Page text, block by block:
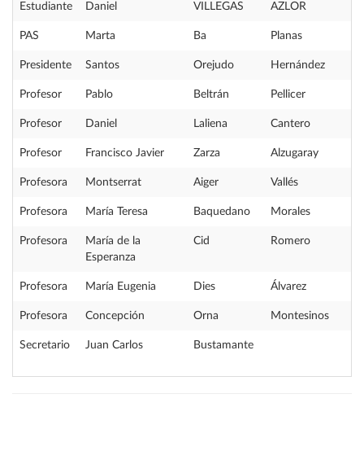
Estudiante Daniel VILLEGAS AZLOR
PAS Marta Ba Planas
Presidente Santos Orejudo Hernández
Profesor Pablo Beltrán Pellicer
Profesor Daniel Laliena Cantero
Profesor Francisco Javier Zarza Alzugaray
Profesora Montserrat Aiger Vallés
Profesora María Teresa Baquedano Morales
Profesora
María de la
Esperanza
Cid Romero
Profesora María Eugenia Dies Álvarez
Profesora Concepción Orna Montesinos
Secretario Juan Carlos Bustamante